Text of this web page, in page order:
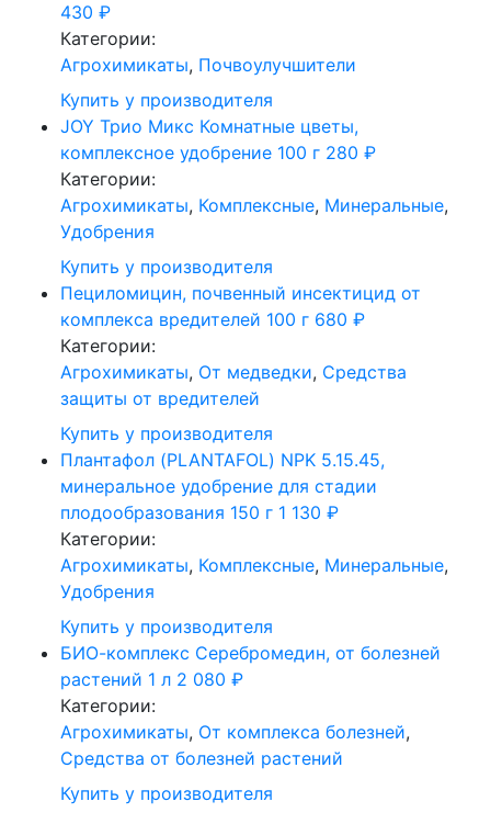
430 ₽
Категории:
Агрохимикаты, Почвоулучшители
Купить у производителя
JOY Трио Микс Комнатные цветы,
комплексное удобрение 100 г 280 ₽
Категории:
Агрохимикаты, Комплексные, Минеральные,
Удобрения
Купить у производителя
Пециломицин, почвенный инсектицид от
комплекса вредителей 100 г 680 ₽
Категории:
Агрохимикаты, От медведки, Средства
защиты от вредителей
Купить у производителя
Плантафол (PLANTAFOL) NPK 5.15.45,
минеральное удобрение для стадии
плодообразования 150 г 1 130 ₽
Категории:
Агрохимикаты, Комплексные, Минеральные,
Удобрения
Купить у производителя
БИО-комплекс Серебромедин, от болезней
растений 1 л 2 080 ₽
Категории:
Агрохимикаты, От комплекса болезней,
Средства от болезней растений
Купить у производителя